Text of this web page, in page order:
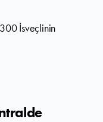
İsveçlinin